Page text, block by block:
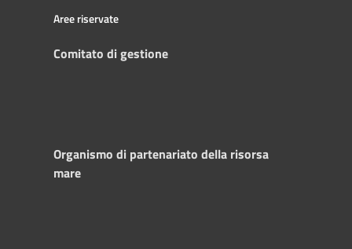
Aree riservate
Comitato di gestione
Organismo di partenariato della risorsa
mare